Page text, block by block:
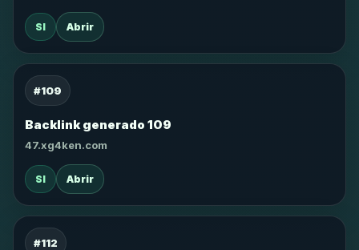
SI Abrir
#109
Backlink generado 109
47.xg4ken.com
SI Abrir
#112